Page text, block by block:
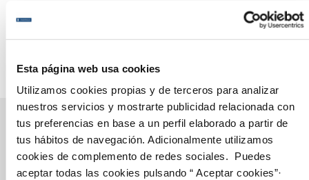
Esta página web usa cookies
Utilizamos cookies propias y de terceros para analizar
nuestros servicios y mostrarte publicidad relacionada con
tus preferencias en base a un perfil elaborado a partir de
tus hábitos de navegación. Adicionalmente utilizamos
cookies de complemento de redes sociales. Puedes
aceptar todas las cookies pulsando “ Aceptar cookies”·
Página 74 de 102
Gestiones Online